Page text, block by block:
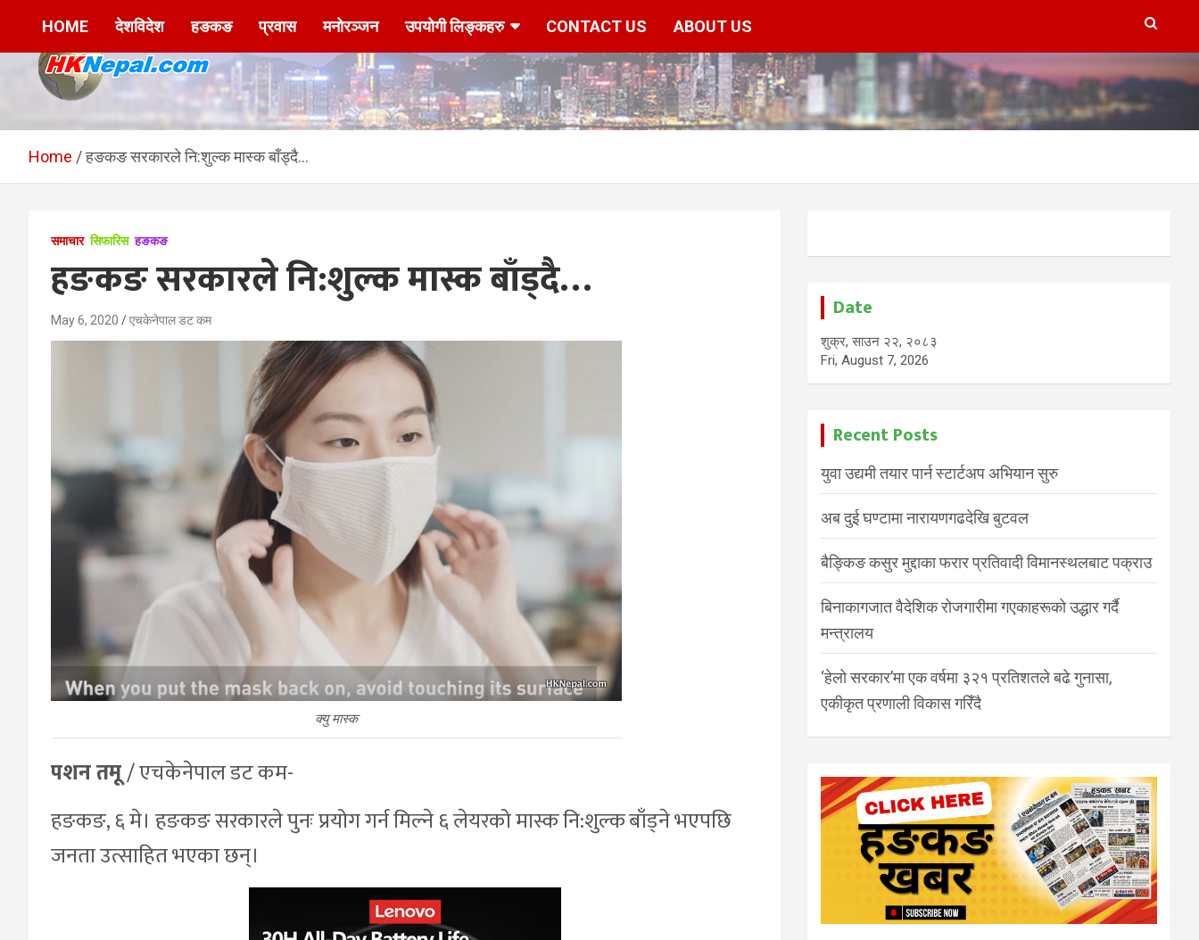
HKNepal.com –
हङकङबाट सञ्चालित पहिलो
नेपाली अनलाईन पत्रिका
hknepal, hknepal.com, hk nepal, hk nepal com
HOME देशविदेश हङकङ प्रवास मनोरञ्जन उपयोगी लिङ्कहरु CONTACT US ABOUT US
Home हङकङ सरकारले नि:शुल्क मास्क बाँड्दै…
समाचार सिफारिस हङकङ
हङकङ सरकारले नि:शुल्क मास्क बाँड्दै…
May 6, 2020 एचकेनेपाल डट कम
क्यु मास्क
पशन तमू/ एचकेनेपाल डट कम-
हङकङ, ६ मे। हङकङ सरकारले पुनः प्रयोग गर्न मिल्ने ६ लेयरको मास्क नि:शुल्क बाँड्ने भएपछि
जनता उत्साहित भएका छन्।
Date
शुक्र, साउन २२, २०८३
Fri, August 7, 2026
Recent Posts
युवा उद्यमी तयार पार्न स्टार्टअप अभियान सुरु
अब दुई घण्टामा नारायणगढदेखि बुटवल
बैङ्किङ कसुर मुद्दाका फरार प्रतिवादी विमानस्थलबाट पक्राउ
बिनाकागजात वैदेशिक रोजगारीमा गएकाहरूको उद्धार गर्दै
मन्त्रालय
‘हेलो सरकार’मा एक वर्षमा ३२१ प्रतिशतले बढे गुनासा,
एकीकृत प्रणाली विकास गरिँदै